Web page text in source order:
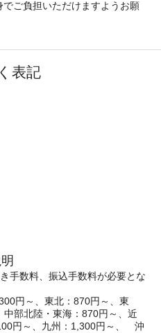
ご負担いただけますようお願
表記
手数料、振込手数料が必要とな
円～、東北：870円～、東
部北陸・東海：870円～、近
円～、九州：1,300円～、 沖